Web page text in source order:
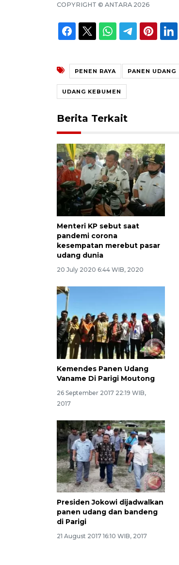
COPYRIGHT © ANTARA 2026
PENEN RAYA PANEN UDANG
UDANG KEBUMEN
Berita Terkait
Menteri KP sebut saat
pandemi corona
kesempatan merebut pasar
udang dunia
20 July 2020 6:44 WIB, 2020
Kemendes Panen Udang
Vaname Di Parigi Moutong
26 September 2017 22:19 WIB,
2017
Presiden Jokowi dijadwalkan
panen udang dan bandeng
di Parigi
21 August 2017 16:10 WIB, 2017